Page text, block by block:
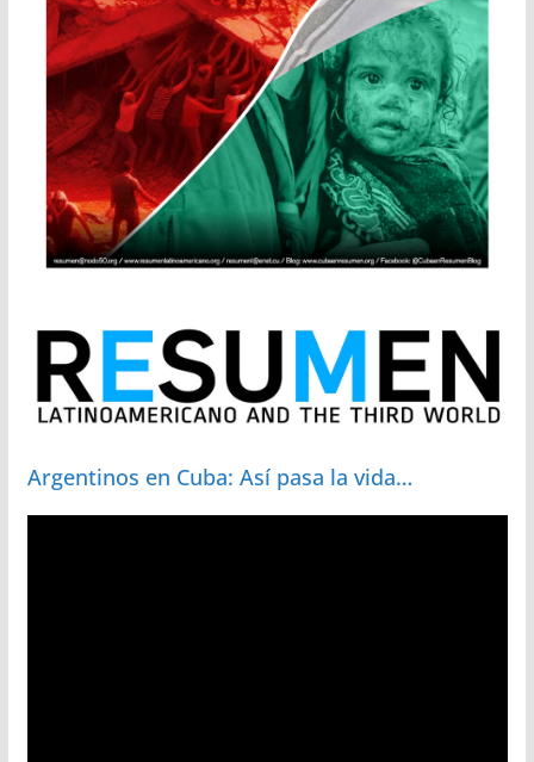
Argentinos en Cuba: Así pasa la vida…